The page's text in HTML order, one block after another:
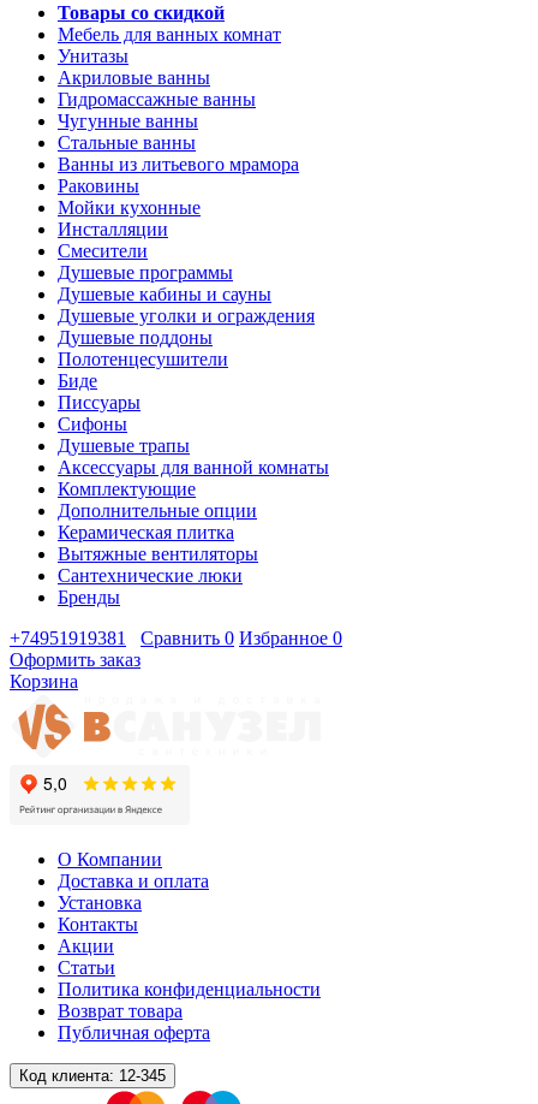
Товары со скидкой
Мебель для ванных комнат
Унитазы
Акриловые ванны
Гидромассажные ванны
Чугунные ванны
Стальные ванны
Ванны из литьевого мрамора
Раковины
Мойки кухонные
Инсталляции
Смесители
Душевые программы
Душевые кабины и сауны
Душевые уголки и ограждения
Душевые поддоны
Полотенцесушители
Биде
Писсуары
Сифоны
Душевые трапы
Аксессуары для ванной комнаты
Комплектующие
Дополнительные опции
Керамическая плитка
Вытяжные вентиляторы
Сантехнические люки
Бренды
+74951919381
Сравнить 0 Избранное 0
Оформить заказ
Корзина
О Компании
Доставка и оплата
Установка
Контакты
Акции
Статьи
Политика конфиденциальности
Возврат товара
Публичная оферта
Код клиента: 12-345